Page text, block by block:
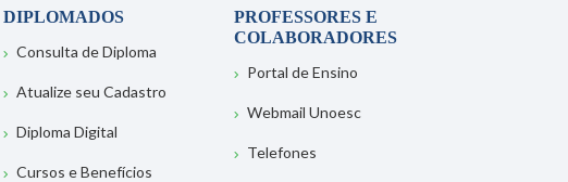
DIPLOMADOS
Consulta de Diploma
Atualize seu Cadastro
Diploma Digital
Cursos e Benefícios
PROFESSORES E
COLABORADORES
Portal de Ensino
Webmail Unoesc
Telefones